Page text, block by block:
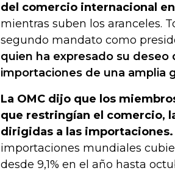
del comercio internacional
mientras suben los aranceles.
segundo mandato como
quien ha expresado su deseo
importaciones de una amplia
La OMC dijo que los
que restringían el comercio,
dirigidas a las importaciones.
importaciones mundiales
desde 9,1% en el año hasta